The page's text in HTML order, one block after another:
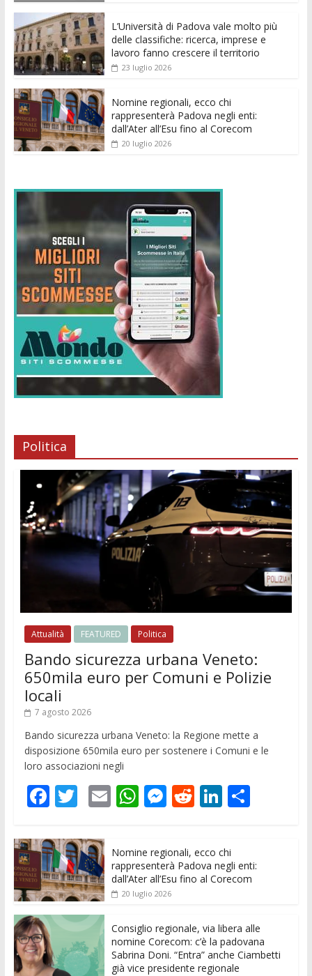
o
k p er
L’Università di Padova vale molto più
delle classifiche: ricerca, imprese e
lavoro fanno crescere il territorio
23 luglio 2026
Nomine regionali, ecco chi
rappresenterà Padova negli enti:
dall’Ater all’Esu fino al Corecom
20 luglio 2026
Politica
Attualità FEATURED Politica
Bando sicurezza urbana Veneto:
650mila euro per Comuni e Polizie
locali
7 agosto 2026
Bando sicurezza urbana Veneto: la Regione mette a
disposizione 650mila euro per sostenere i Comuni e le
loro associazioni negli
F
e
b
o
o
k
T
itt
er
E
l
W
s
A
p
p
M
ss
e
n
er
R
di
t
Li
k
e
dI
C
di
vi
Nomine regionali, ecco chi
rappresenterà Padova negli enti:
dall’Ater all’Esu fino al Corecom
20 luglio 2026
Consiglio regionale, via libera alle
nomine Corecom: c’è la padovana
Sabrina Doni. “Entra” anche Ciambetti
già vice presidente regionale